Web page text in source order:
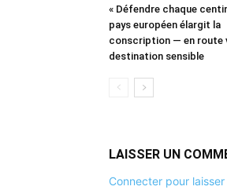
« Défendre chaque
pays européen élargit la
conscription — en route
destination sensible
LAISSER UN
Connecter pour